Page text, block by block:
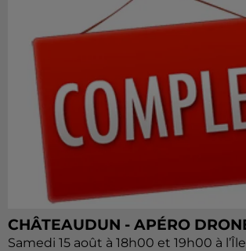
CHÂTEAUDUN - APÉRO
Samedi 15 août à 18h00 et 19h00 à